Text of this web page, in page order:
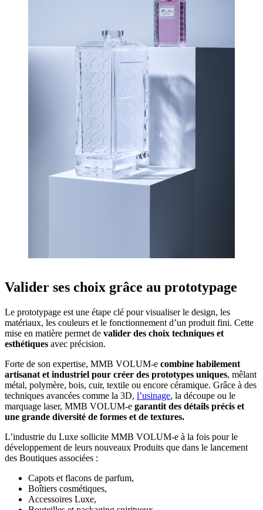
Valider ses choix grâce au prototypage
Le prototypage est une étape clé pour visualiser le design, les
matériaux, les couleurs et le fonctionnement d’un produit fini. Cette
mise en matière permet de valider des choix techniques et
esthétiques avec précision.
Forte de son expertise, MMB VOLUM-e combine habilement
artisanat et industriel pour créer des prototypes uniques, mêlant
métal, polymère, bois, cuir, textile ou encore céramique. Grâce à des
techniques avancées comme la 3D, l’usinage, la découpe ou le
marquage laser, MMB VOLUM-e garantit des détails précis et
une grande diversité de formes et de textures.
L’industrie du Luxe sollicite MMB VOLUM-e à la fois pour le
développement de leurs nouveaux Produits que dans le lancement
des Boutiques associées :
Capots et flacons de parfum,
Boîtiers cosmétiques,
Accessoires Luxe,